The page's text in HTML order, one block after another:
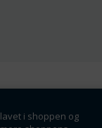
i shoppen og